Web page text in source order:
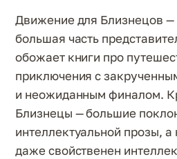
Движение для Близнецов —
большая часть
обожает книги про
приключения с
и неожиданным финалом.
Близнецы — большие
интеллектуальной прозы,
даже свойственен